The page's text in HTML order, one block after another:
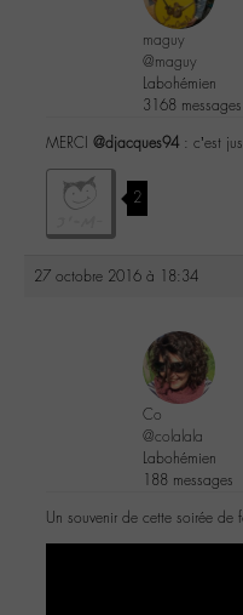
maguy
@maguy
Labohémien
3168 messages
MERCI @djacques94 : c’est
2
27 octobre 2016 à 18:34
Co
@colalala
Labohémien
188 messages
Un souvenir de cette soirée